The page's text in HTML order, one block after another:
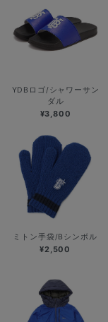
YDBロゴ/シャワーサン
ダル
¥3,800
ミトン手袋/Bシンボル
¥2,500